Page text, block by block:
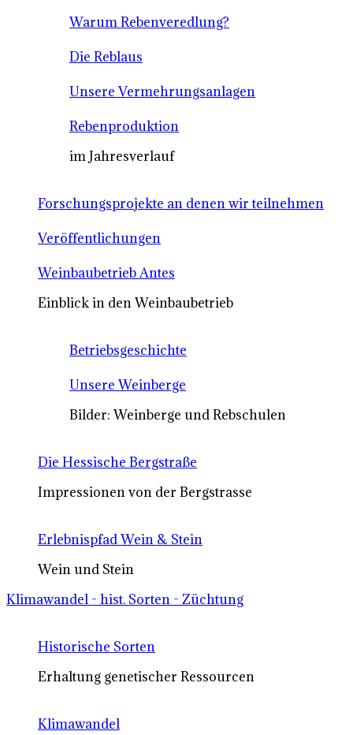
Warum Rebenveredlung?
Die Reblaus
Unsere Vermehrungsanlagen
Rebenproduktion
im Jahresverlauf
Forschungsprojekte an denen wir teilnehmen
Veröffentlichungen
Weinbaubetrieb Antes
Einblick in den Weinbaubetrieb
Betriebsgeschichte
Unsere Weinberge
Bilder: Weinberge und Rebschulen
Die Hessische Bergstraße
Impressionen von der Bergstrasse
Erlebnispfad Wein & Stein
Wein und Stein
Klimawandel - hist. Sorten - Züchtung
Historische Sorten
Erhaltung genetischer Ressourcen
Klimawandel